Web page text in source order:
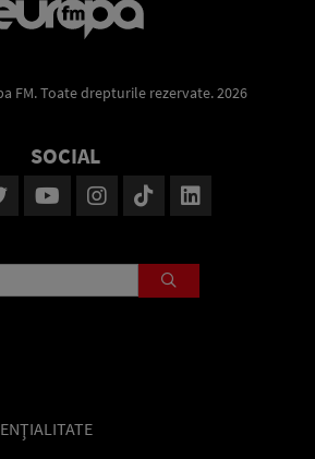
FM. Toate drepturile rezervate. 2026
SOCIAL